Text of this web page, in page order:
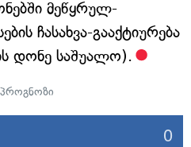
მეწყრულ-
ჩასახვა-გააქტიურება
დონე საშუალო).
0